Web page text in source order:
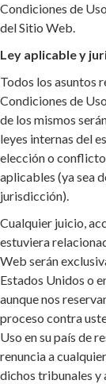
Condiciones de
del Sitio Web.
Ley aplicable y
Todos los asuntos
Condiciones de
de los mismos
leyes internas del
elección o
aplicables (ya sea
jurisdicción).
Cualquier juicio,
estuviera
Web serán
Estados Unidos o
aunque nos
proceso contra
Uso en su país de
renuncia a
dichos tribunales y